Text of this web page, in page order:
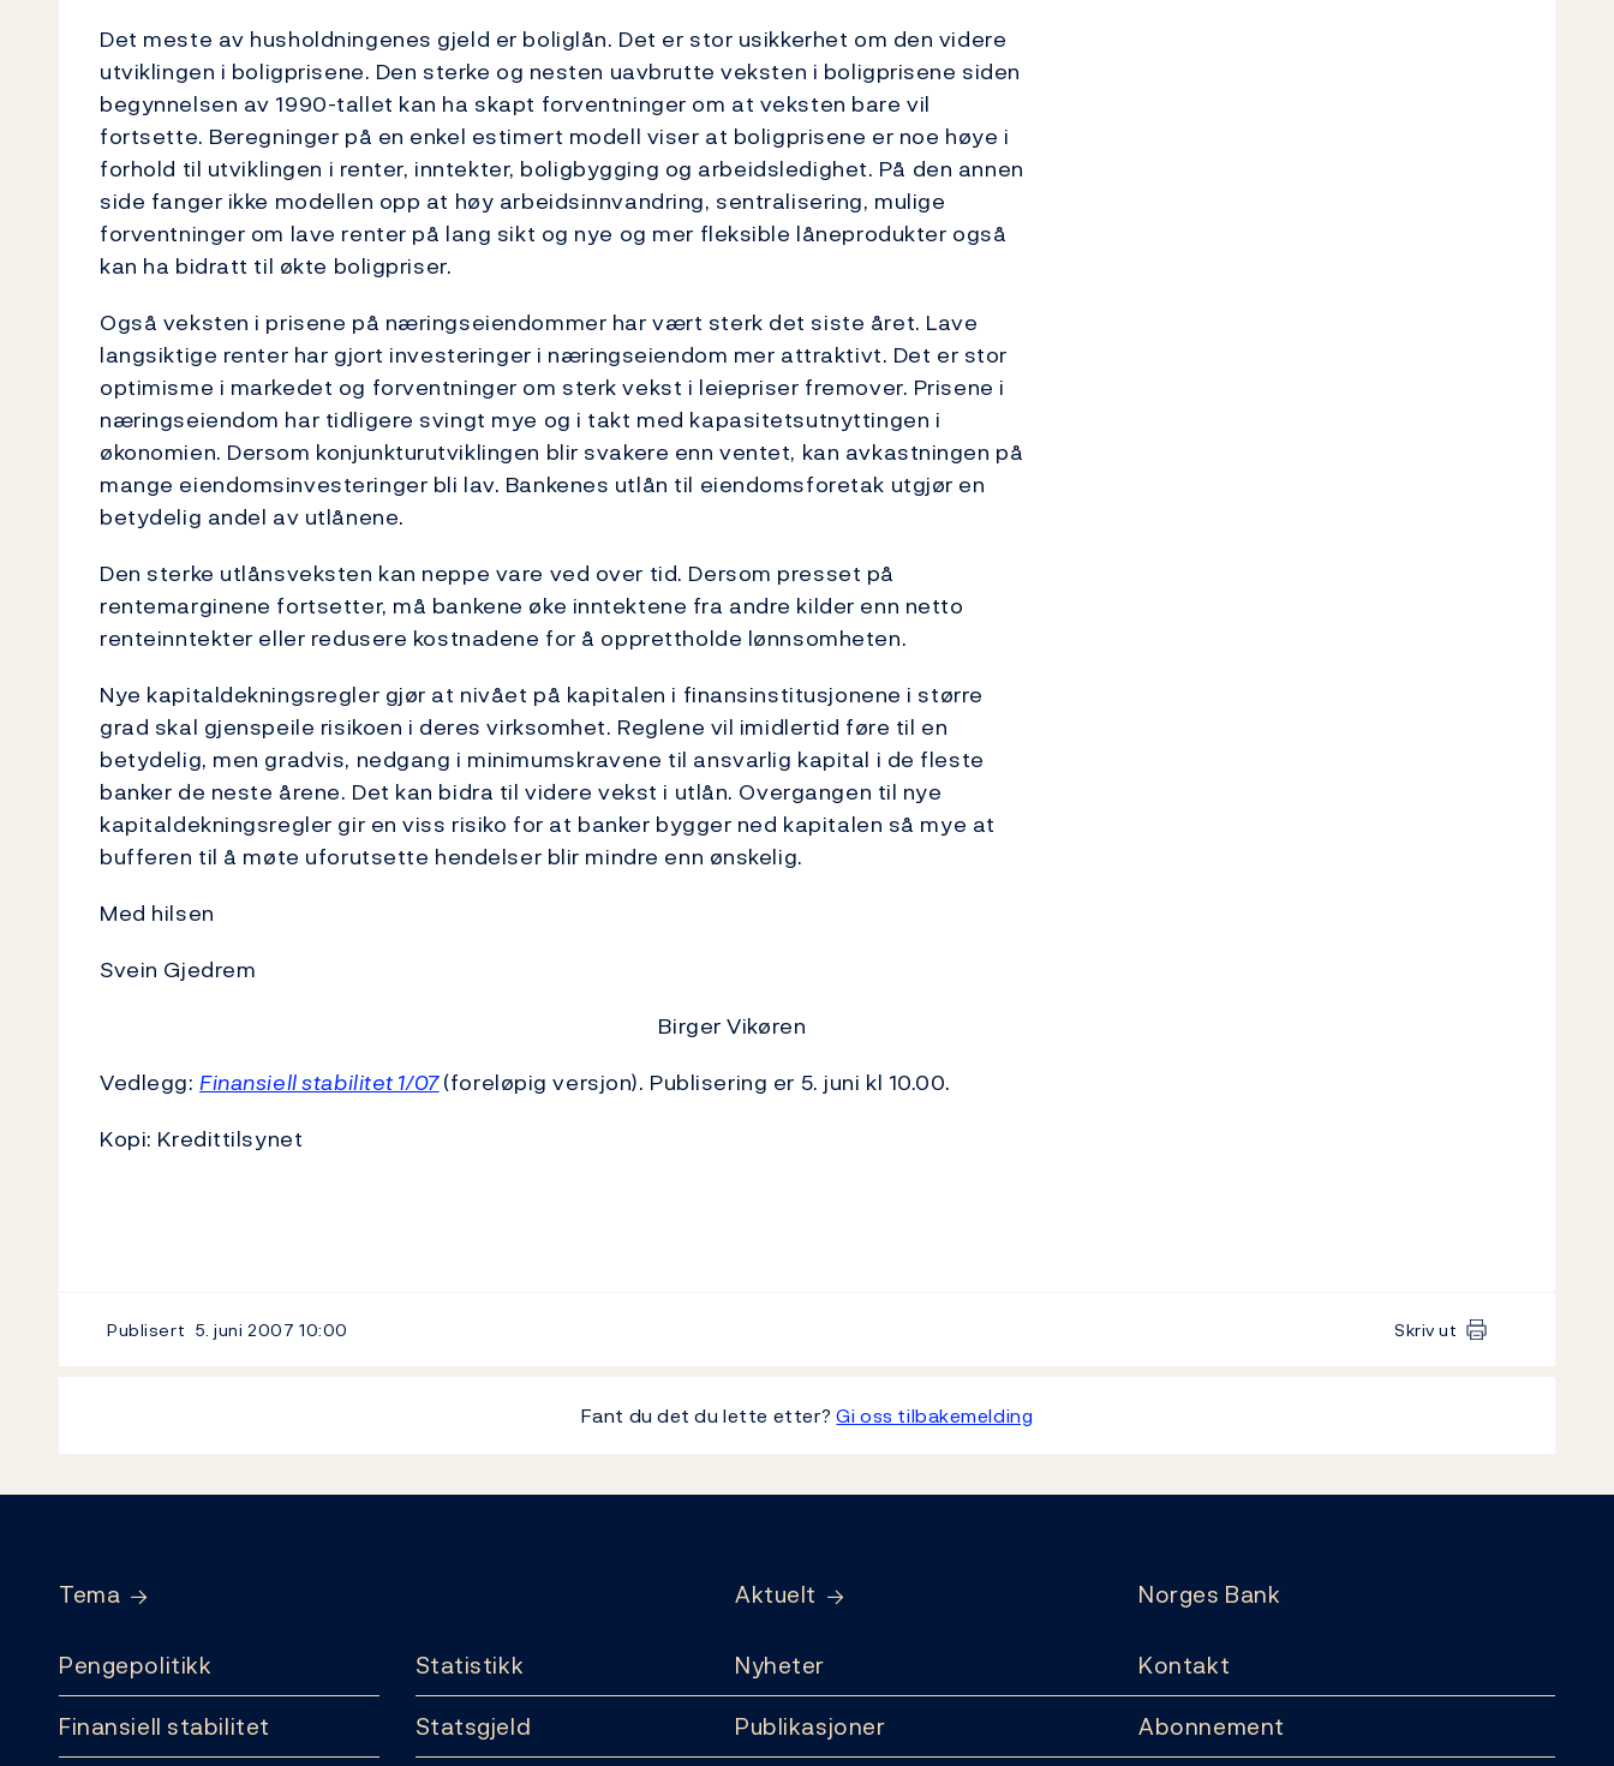
Det meste av husholdningenes gjeld er boliglån. Det er stor usikkerhet om den videre
utviklingen i boligprisene. Den sterke og nesten uavbrutte veksten i boligprisene siden
begynnelsen av 1990-tallet kan ha skapt forventninger om at veksten bare vil
fortsette. Beregninger på en enkel estimert modell viser at boligprisene er noe høye i
forhold til utviklingen i renter, inntekter, boligbygging og arbeidsledighet. På den annen
side fanger ikke modellen opp at høy arbeidsinnvandring, sentralisering, mulige
forventninger om lave renter på lang sikt og nye og mer fleksible låneprodukter også
kan ha bidratt til økte boligpriser.
Også veksten i prisene på næringseiendommer har vært sterk det siste året. Lave
langsiktige renter har gjort investeringer i næringseiendom mer attraktivt. Det er stor
optimisme i markedet og forventninger om sterk vekst i leiepriser fremover. Prisene i
næringseiendom har tidligere svingt mye og i takt med kapasitetsutnyttingen i
økonomien. Dersom konjunkturutviklingen blir svakere enn ventet, kan avkastningen på
mange eiendomsinvesteringer bli lav. Bankenes utlån til eiendomsforetak utgjør en
betydelig andel av utlånene.
Den sterke utlånsveksten kan neppe vare ved over tid. Dersom presset på
rentemarginene fortsetter, må bankene øke inntektene fra andre kilder enn netto
renteinntekter eller redusere kostnadene for å opprettholde lønnsomheten.
Nye kapitaldekningsregler gjør at nivået på kapitalen i finansinstitusjonene i større
grad skal gjenspeile risikoen i deres virksomhet. Reglene vil imidlertid føre til en
betydelig, men gradvis, nedgang i minimumskravene til ansvarlig kapital i de fleste
banker de neste årene. Det kan bidra til videre vekst i utlån. Overgangen til nye
kapitaldekningsregler gir en viss risiko for at banker bygger ned kapitalen så mye at
bufferen til å møte uforutsette hendelser blir mindre enn ønskelig.
Med hilsen
Svein Gjedrem
Birger Vikøren
Vedlegg:Finansiell stabilitet 1/07(foreløpig versjon). Publisering er 5. juni kl 10.00.
Kopi: Kredittilsynet
Publisert 5. juni 2007 10:00 Skriv ut
Fant du det du lette etter?Gi oss tilbakemelding
Tema
Pengepolitikk
Finansiell stabilitet
Statistikk
Statsgjeld
Aktuelt
Nyheter
Publikasjoner
Norges Bank
Kontakt
Abonnement